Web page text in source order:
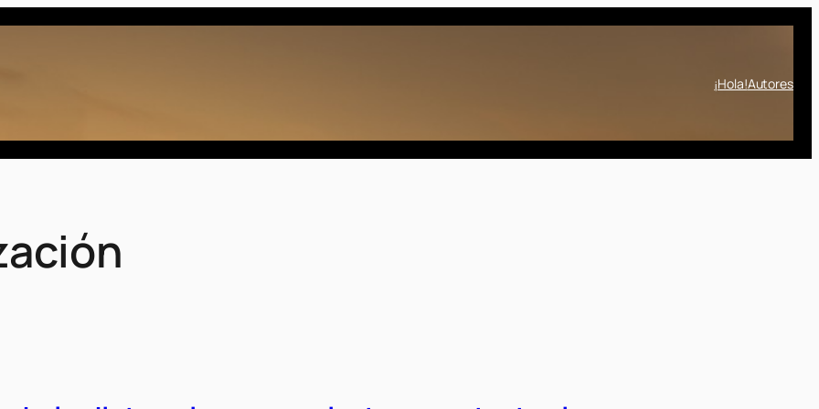
¡Hola!Autores